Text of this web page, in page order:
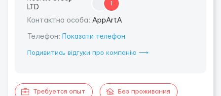
1
Контактна особа: AppArtA
Телефон: Показати телефон
Подивитись відгуки про компанію ⟶
Требуется опыт Без проживания